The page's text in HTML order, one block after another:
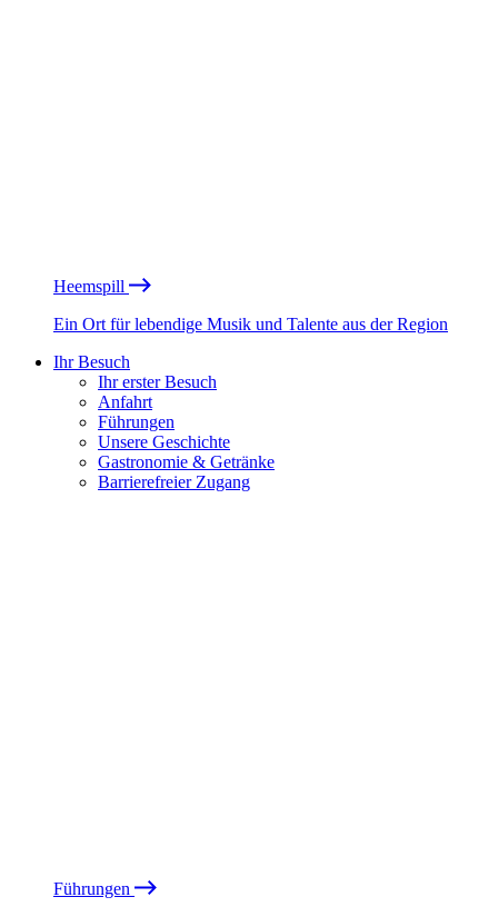
Heemspill
Ein Ort für lebendige Musik und Talente aus der Region
Ihr Besuch
Ihr erster Besuch
Anfahrt
Führungen
Unsere Geschichte
Gastronomie & Getränke
Barrierefreier Zugang
Führungen